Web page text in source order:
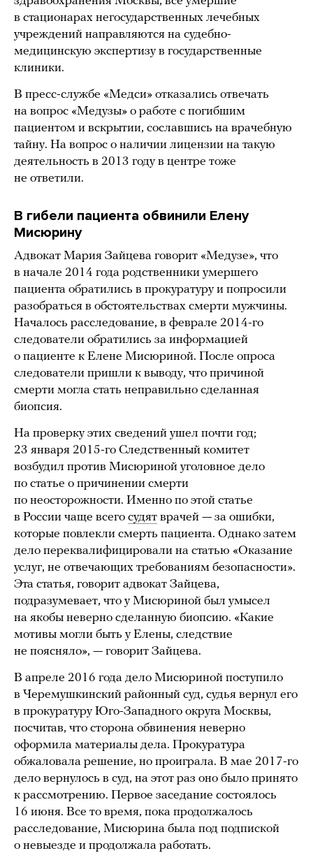
в стационарах негосударственных лечебных
учреждений направляются на судебно-
медицинскую экспертизу в государственные
клиники.
В пресс-службе «Медси» отказались отвечать
на вопрос «Медузы» о работе с погибшим
пациентом и вскрытии, сославшись на врачебную
тайну. На вопрос о наличии лицензии на такую
деятельность в 2013 году в центре тоже
не ответили.
В гибели пациента обвинили Елену
Мисюрину
Адвокат Мария Зайцева говорит «Медузе», что
в начале 2014 года родственники умершего
пациента обратились в прокуратуру и попросили
разобраться в обстоятельствах смерти мужчины.
Началось расследование, в феврале 2014-го
следователи обратились за информацией
о пациенте к Елене Мисюриной. После опроса
следователи пришли к выводу, что причиной
смерти могла стать неправильно сделанная
биопсия.
На проверку этих сведений ушел почти год;
23 января 2015-го Следственный комитет
возбудил против Мисюриной уголовное дело
по статье о причинении смерти
по неосторожности. Именно по этой статье
в России чаще всего судят врачей — за ошибки,
которые повлекли смерть пациента. Однако затем
дело переквалифицировали на статью «Оказание
услуг, не отвечающих требованиям безопасности».
Эта статья, говорит адвокат Зайцева,
подразумевает, что у Мисюриной был умысел
на якобы неверно сделанную биопсию. «Какие
мотивы могли быть у Елены, следствие
не поясняло», — говорит Зайцева.
В апреле 2016 года дело Мисюриной поступило
в Черемушкинский районный суд, судья вернул его
в прокуратуру Юго-Западного округа Москвы,
посчитав, что сторона обвинения неверно
оформила материалы дела. Прокуратура
обжаловала решение, но проиграла. В мае 2017-го
дело вернулось в суд, на этот раз оно было принято
к рассмотрению. Первое заседание состоялось
16 июня. Все то время, пока продолжалось
расследование, Мисюрина была под подпиской
о невыезде и продолжала работать.